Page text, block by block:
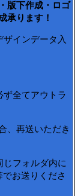
版下作成・ロゴ
承ります！
インデータ入
全てアウトラ
、再送いただき
フォルダ内に
お送りくださ